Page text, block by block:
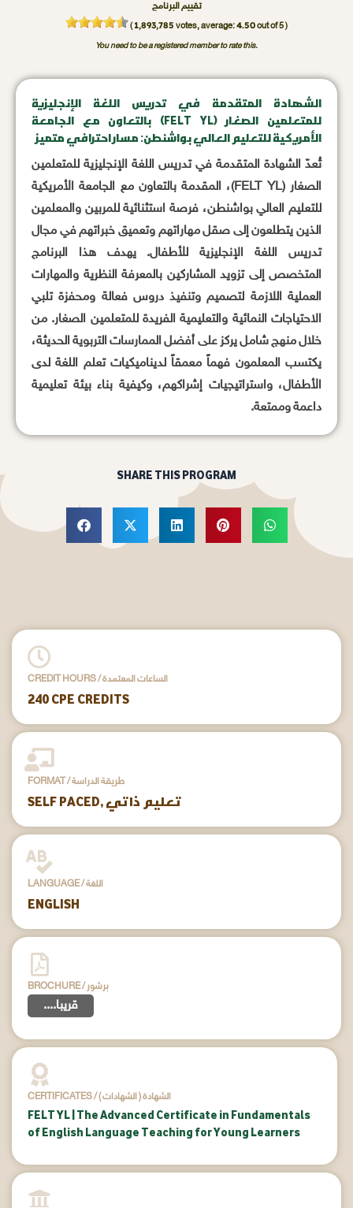
تقييم البرنامج
(1,893,785 votes, average:4.50out of 5 )
You need to be a registered member to rate this.
الشهادة المتقدمة في تدريس اللغة الإنجليزية
للمتعلمين الصغار (FELT YL) بالتعاون مع الجامعة
الأمريكية للتعليم العالي بواشنطن: مسار احترافي متميز
تُعدّ الشهادة المتقدمة في تدريس اللغة الإنجليزية للمتعلمين
الصغار (FELT YL)، المقدمة بالتعاون مع الجامعة الأمريكية
للتعليم العالي بواشنطن، فرصة استثنائية للمربين والمعلمين
الذين يتطلعون إلى صقل مهاراتهم وتعميق خبراتهم في مجال
تدريس اللغة الإنجليزية للأطفال. يهدف هذا البرنامج
المتخصص إلى تزويد المشاركين بالمعرفة النظرية والمهارات
العملية اللازمة لتصميم وتنفيذ دروس فعالة ومحفزة تلبي
الاحتياجات النمائية والتعليمية الفريدة للمتعلمين الصغار. من
خلال منهج شامل يركز على أفضل الممارسات التربوية الحديثة،
يكتسب المعلمون فهماً معمقاً لديناميكيات تعلم اللغة لدى
الأطفال، واستراتيجيات إشراكهم، وكيفية بناء بيئة تعليمية
داعمة وممتعة.
SHARE THIS PROGRAM
CREDIT HOURS / الساعات المعتمدة
240 CPE CREDITS
FORMAT / طريقة الدراسة
SELF PACED, تعليم ذاتي
LANGUAGE / اللغة
ENGLISH
BROCHURE / برشور
....قريبا
CERTIFICATES / ( الشهادات ) الشهادة
FELT YL | The Advanced Certificate in Fundamentals
of English Language Teaching for Young Learners